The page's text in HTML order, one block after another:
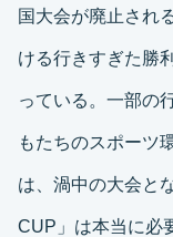
国大会が廃止され
ける行きすぎた勝
っている。一部の
もたちのスポーツ
は、渦中の大会と
CUP」は本当に必